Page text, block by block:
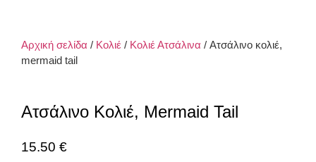
Αρχική σελίδα / Κολιέ / Κολιέ Ατσάλινα / Ατσάλινο κολιέ,
mermaid tail
Ατσάλινο Κολιέ, Mermaid Tail
15.50 €